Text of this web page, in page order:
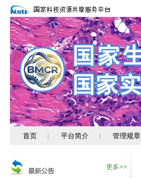
首页 平台简介 管理规章
更多>>